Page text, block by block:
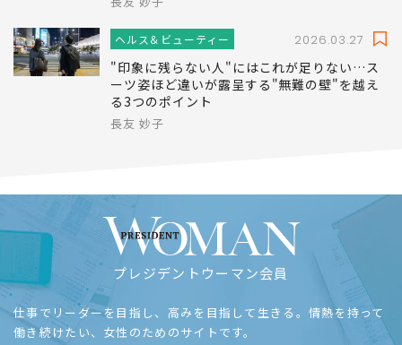
ヘルス＆ビューティー 2026.03.27
"印象に残らない人"にはこれが足りない…ス
ーツ姿ほど違いが露呈する"無難の壁"を越え
る3つのポイント
長友 妙子
プレジデントウーマン会員
仕事でリーダーを目指し、高みを目指して生きる。情熱を持って
働き続けたい、女性のためのサイトです。